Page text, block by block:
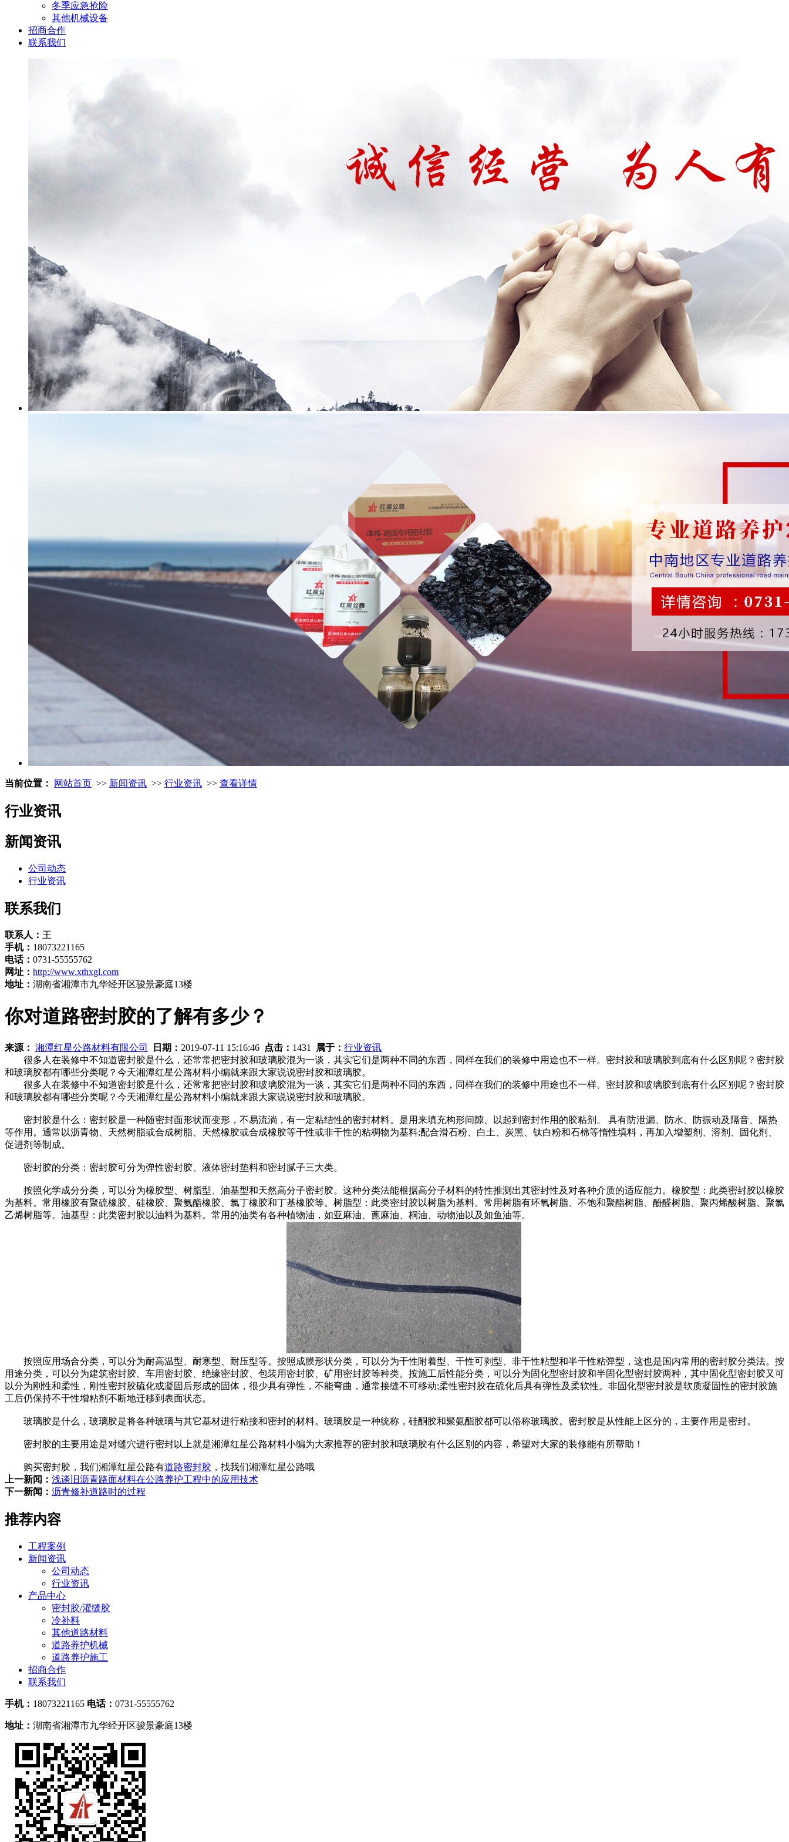
冬季应急抢险
其他机械设备
招商合作
联系我们
当前位置： 网站首页 >> 新闻资讯 >> 行业资讯 >> 查看详情
行业资讯
新闻资讯
公司动态
行业资讯
联系我们
联系人： 王
手机： 18073221165
电话： 0731-55555762
网址： http://www.xthxgl.com
地址： 湖南省湘潭市九华经开区骏景豪庭13楼
你对道路密封胶的了解有多少？
来源： 湘潭红星公路材料有限公司 日期： 2019-07-11 15:16:46 点击： 1431 属于： 行业资讯
很多人在装修中不知道密封胶是什么，还常常把密封胶和玻璃胶混为一谈，其实它们是两种不同的东西，同样在我们的装修中用途也不一样。密封胶和玻璃胶到底有什么区别呢？密封胶
和玻璃胶都有哪些分类呢？今天湘潭红星公路材料小编就来跟大家说说密封胶和玻璃胶。
很多人在装修中不知道密封胶是什么，还常常把密封胶和玻璃胶混为一谈，其实它们是两种不同的东西，同样在我们的装修中用途也不一样。密封胶和玻璃胶到底有什么区别呢？密封胶
和玻璃胶都有哪些分类呢？今天湘潭红星公路材料小编就来跟大家说说密封胶和玻璃胶。
密封胶是什么：密封胶是一种随密封面形状而变形，不易流淌，有一定粘结性的密封材料。是用来填充构形间隙、以起到密封作用的胶粘剂。 具有防泄漏、防水、防振动及隔音、隔热
等作用。通常以沥青物、天然树脂或合成树脂、天然橡胶或合成橡胶等干性或非干性的粘稠物为基料;配合滑石粉、白土、炭黑、钛白粉和石棉等惰性填料，再加入增塑剂、溶剂、固化剂、
促进剂等制成。
密封胶的分类：密封胶可分为弹性密封胶、液体密封垫料和密封腻子三大类。
按照化学成分分类，可以分为橡胶型、树脂型、油基型和天然高分子密封胶。这种分类法能根据高分子材料的特性推测出其密封性及对各种介质的适应能力。橡胶型：此类密封胶以橡胶
为基料。常用橡胶有聚硫橡胶、硅橡胶、聚氨酯橡胶、氯丁橡胶和丁基橡胶等。树脂型：此类密封胶以树脂为基料。常用树脂有环氧树脂、不饱和聚酯树脂、酚醛树脂、聚丙烯酸树脂、聚氯
乙烯树脂等。油基型：此类密封胶以油料为基料。常用的油类有各种植物油，如亚麻油、蓖麻油、桐油、动物油以及如鱼油等。
按照应用场合分类，可以分为耐高温型、耐寒型、耐压型等。按照成膜形状分类，可以分为干性附着型、干性可剥型、非干性粘型和半干性粘弹型，这也是国内常用的密封胶分类法。按
用途分类，可以分为建筑密封胶、车用密封胶、绝缘密封胶、包装用密封胶、矿用密封胶等种类。按施工后性能分类，可以分为固化型密封胶和半固化型密封胶两种，其中固化型密封胶又可
以分为刚性和柔性，刚性密封胶硫化或凝固后形成的固体，很少具有弹性，不能弯曲，通常接缝不可移动;柔性密封胶在硫化后具有弹性及柔软性。非固化型密封胶是软质凝固性的密封胶施
工后仍保持不干性增粘剂不断地迁移到表面状态。
玻璃胶是什么，玻璃胶是将各种玻璃与其它基材进行粘接和密封的材料。玻璃胶是一种统称，硅酮胶和聚氨酯胶都可以俗称玻璃胶。密封胶是从性能上区分的，主要作用是密封。
密封胶的主要用途是对缝穴进行密封以上就是湘潭红星公路材料小编为大家推荐的密封胶和玻璃胶有什么区别的内容，希望对大家的装修能有所帮助！
购买密封胶，我们湘潭红星公路有道路密封胶 ，找我们湘潭红星公路哦
上一新闻： 浅谈旧沥青路面材料在公路养护工程中的应用技术
下一新闻： 沥青修补道路时的过程
推荐内容
工程案例
新闻资讯
公司动态
行业资讯
产品中心
密封胶/灌缝胶
冷补料
其他道路材料
道路养护机械
道路养护施工
招商合作
联系我们
手机： 18073221165 电话： 0731-55555762
地址： 湖南省湘潭市九华经开区骏景豪庭13楼